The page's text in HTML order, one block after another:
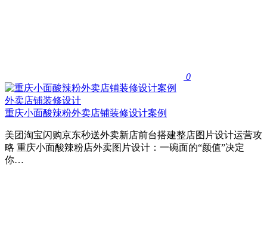
0
外卖店铺装修设计
重庆小面酸辣粉外卖店铺装修设计案例
美团淘宝闪购京东秒送外卖新店前台搭建整店图片设计运营攻
略 重庆小面酸辣粉店外卖图片设计：一碗面的“颜值”决定
你…